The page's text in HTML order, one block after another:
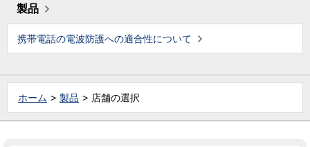
製品
携帯電話の電波防護への適合性について
ホーム 製品 店舗の選択